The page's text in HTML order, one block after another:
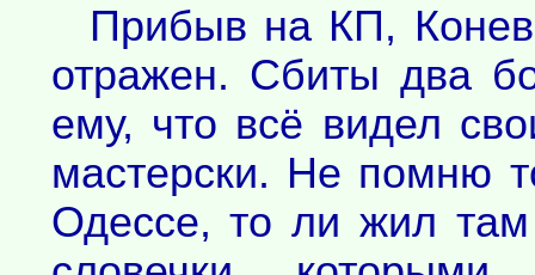
Прибыв на КП,
отражен. Сбиты два
ему, что всё видел
мастерски. Не помню
Одессе, то ли жил